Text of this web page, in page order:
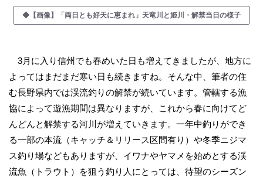
◆【画像】「両日とも好天に恵まれ」天竜川と姫川・解禁当日の様子
3月に入り信州でも春めいた日も増えてきましたが、地方に
よってはまだまだ寒い日も続きますね。そんな中、筆者の住
む長野県内では渓流釣りの解禁が続いています。管轄する漁
協によって遊漁期間は異なりますが、これから春に向けてど
んどんと解禁する河川が増えていきます。一年中釣りができ
る一部の本流（キャッチ＆リリース区間有り）や冬季ニジマ
ス釣り場などもありますが、イワナやヤマメを始めとする渓
流魚（トラウト）を狙う釣り人にとっては、待望のシーズン